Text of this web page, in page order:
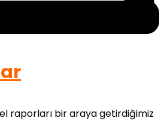
raporları bir araya getirdiğimiz